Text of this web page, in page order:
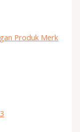
Produk Merk